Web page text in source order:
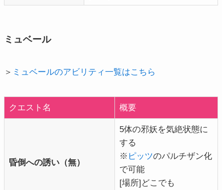
ミュベール
＞ ミュベールのアビリティ一覧はこちら
クエスト名 概要
昏倒への誘い（無）
5体の邪妖を気絶状態に
する
※ ピッツのパルチザン化
で可能
[場所]どこでも